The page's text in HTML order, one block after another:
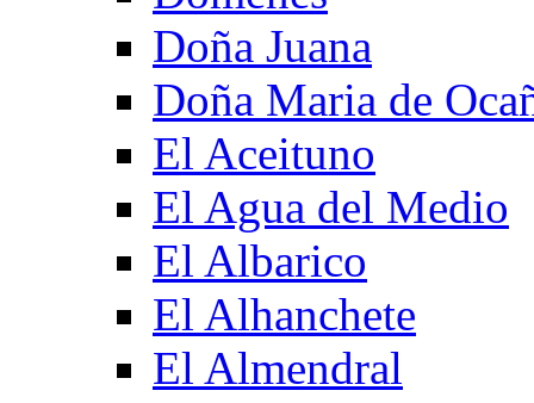
Doña Juana
Doña Maria de
El Aceituno
El Agua del Medio
El Albarico
El Alhanchete
El Almendral